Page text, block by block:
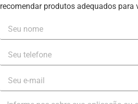
recomendar produtos adequados para